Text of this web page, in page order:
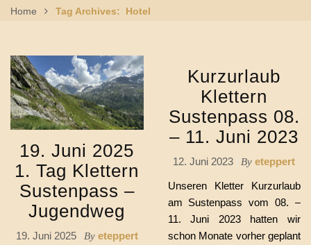
Home Tag Archives: Hotel
19. Juni 2025
1. Tag Klettern
Sustenpass –
Jugendweg
19. Juni 2025 By eteppert
Kurzurlaub
Klettern
Sustenpass 08.
– 11. Juni 2023
12. Juni 2023 By eteppert
Unseren Kletter Kurzurlaub
am Sustenpass vom 08. –
11. Juni 2023 hatten wir
schon Monate vorher geplant